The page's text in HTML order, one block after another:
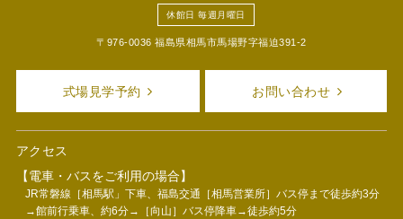
休館日 毎週月曜日
〒976-0036 福島県相馬市馬場野字福迫391-2
式場見学予約 お問い合わせ
アクセス
【電車・バスをご利用の場合】
JR常磐線［相馬駅」下車、福島交通［相馬営業所］バス停まで徒歩約3分
→館前行乗車、約6分→［向山］バス停降車→徒歩約5分